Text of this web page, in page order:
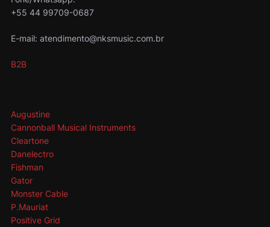
+55 44 99709-0687
E-mail: atendimento@nksmusic.com.br
B2B
Augustine
Cannonball Musical Instruments
Cleartone
Danelectro
Fishman
Gator
Monster Cable
P.Mauriat
Positive Grid